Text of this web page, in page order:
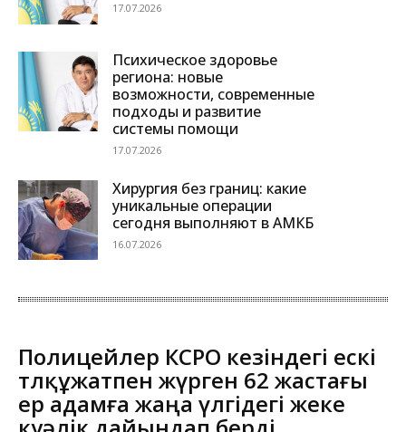
17.07.2026
Психическое здоровье
региона: новые
возможности, современные
подходы и развитие
системы помощи
17.07.2026
Хирургия без границ: какие
уникальные операции
сегодня выполняют в АМКБ
16.07.2026